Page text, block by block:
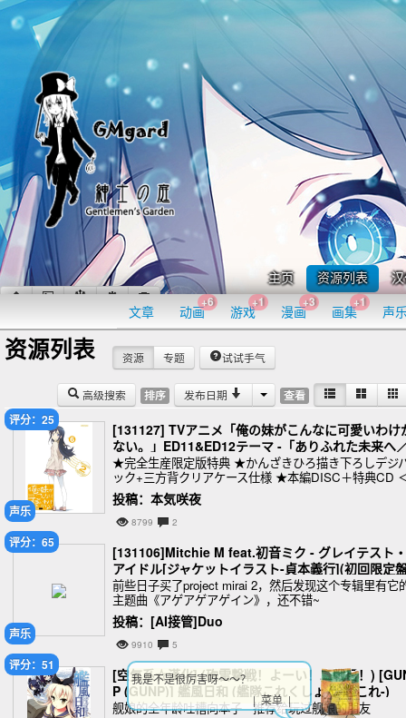
主页 资源列表
文章 动画
+6
游戏
+1
漫画
+3
画集
+1
声
资源列表
高级搜索 排序 发布日期 查看
资源 专题 试试手气
声乐
评分：25
[131127] TVアニメ「俺の妹がこんなに可愛いわけ
ない。」ED11&ED12テーマ -「ありふれた未来へ
想うコト」(FLAC+320K+BK)
★完全生産限定版特典 ★かんざきひろ描き下ろしデジ
ック+三方背クリアケース仕様 ★本編DISC＋特典CD
特典CD収録内容＞ ・第11話、第12話エンディングテ
★オリジナルブックレ
投稿：本気咲夜
8799 2
声乐
评分：65
[131106]Mitchie M feat.初音ミク - グレイテスト・
アイドル[ジャケットイラスト-貞本義行](初回限定
(DVD付)[320K]
前些日子买了project mirai 2，然后发现这个专辑里有它
主题曲《アゲアゲアゲイン》，还不错~
投稿：[AI接管]Duo
9910 5
评分：51
[空気系☆漢化] (砲雷撃戦！よーい！二戦目！)
P (GUNP)] 艦風日和 (艦隊これくしょん-艦これ-)
舰娘的全年龄吐槽向本子 推荐给玩过舰娘的朋友
我是不是很厉害呀～～？
| 菜单 |